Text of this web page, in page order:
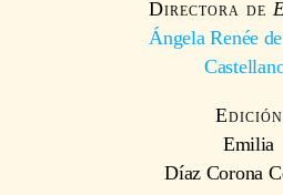
Directora de
Ángela Renée
Edición
Emilia
Díaz Corona